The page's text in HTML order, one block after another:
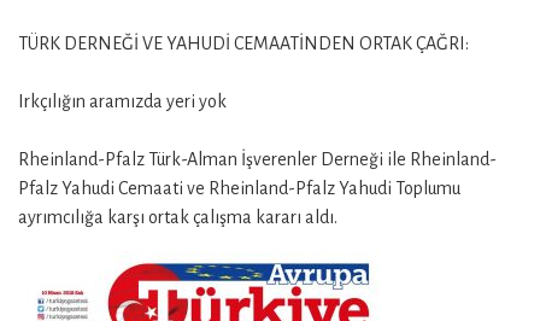
TÜRK DERNEĞİ VE YAHUDİ CEMAATİNDEN ORTAK ÇAĞRI:
Irkçılığın aramızda yeri yok
Rheinland-Pfalz Türk-Alman İşverenler Derneği ile Rheinland-
Pfalz Yahudi Cemaati ve Rheinland-Pfalz Yahudi Toplumu
ayrımcılığa karşı ortak çalışma kararı aldı.